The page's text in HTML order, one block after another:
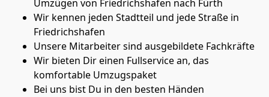
Umzügen von Friedrichshafen nach Fürth
Wir kennen jeden Stadtteil und jede Straße in
Friedrichshafen
Unsere Mitarbeiter sind ausgebildete Fachkräfte
Wir bieten Dir einen Fullservice an, das
komfortable Umzugspaket
Bei uns bist Du in den besten Händen